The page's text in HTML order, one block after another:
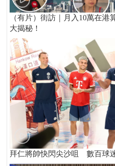
（有片）街訪｜月入10萬在
大揭秘！
拜仁將帥快閃尖沙咀 數百球